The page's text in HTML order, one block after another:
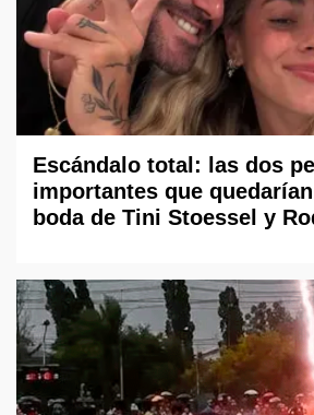
Escándalo total: las dos
importantes que
boda de Tini Stoessel y